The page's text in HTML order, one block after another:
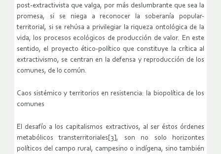
post-extractivista que valga, por más deslumbrante que sea la
promesa, si se niega a reconocer la soberanía popular-
territorial, si se rehúsa a privilegiar la riqueza ontológica de la
vida, los procesos ecológicos de producción de valor. En este
sentido, el proyecto ético-político que constituye la crítica al
extractivismo, se centran en la defensa y reproducción de los
comunes, de lo común.
Caos sistémico y territorios en resistencia: la biopolítica de los
comunes
El desafío a los capitalismos extractivos, al ser éstos órdenes
metabólicos transterritoriales[3], son no solo horizontes
políticos del campo rural, campesino o indígena, sino también